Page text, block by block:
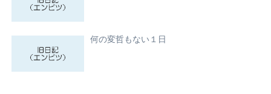
何の変哲もない１日